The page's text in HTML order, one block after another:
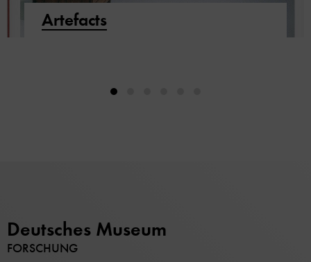
Artefacts
Deutsches Museum
FORSCHUNG